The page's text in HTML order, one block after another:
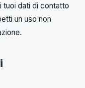
tuoi dati di contatto
un uso non